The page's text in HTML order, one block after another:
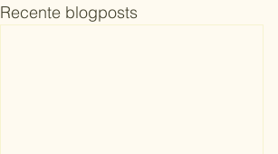
Recente blogposts